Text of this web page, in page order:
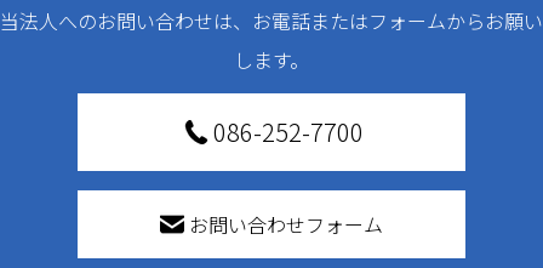
当法人へのお問い合わせは、お電話またはフォームからお願い
します。
086-252-7700
お問い合わせフォーム